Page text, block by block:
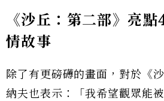
《沙丘：第二部》亮
情故事
除了有更磅礡的畫面，對於 《
納夫也表示：「我希望觀眾能